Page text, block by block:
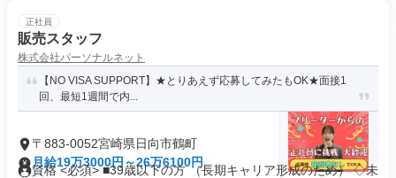
正社員
販売スタッフ
株式会社パーソナルネット
【NO VISA SUPPORT】★とりあえず応募してみたもOK★面接1
回、最短1週間で内...
〒883-0052宮崎県日向市鶴町
月給19万3000円～26万6100円
資格 <必須> ■39歳以下の方 （長期キャリア形成のため） ◇未